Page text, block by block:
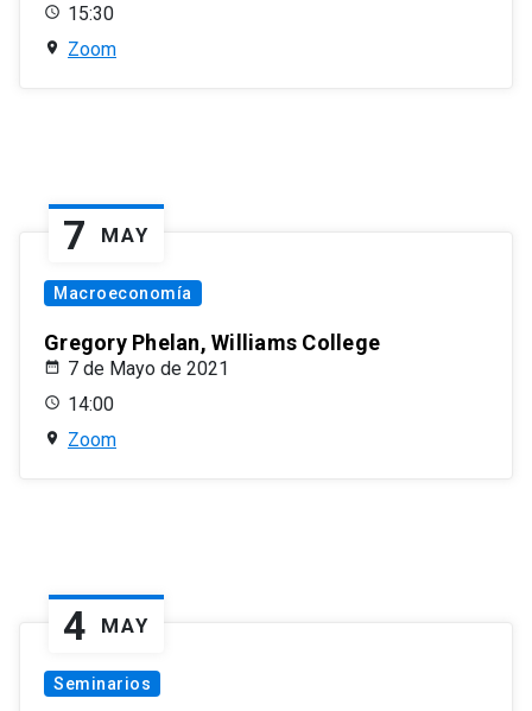
15:30
Zoom
7 MAY
Macroeconomía
Gregory Phelan, Williams College
7 de Mayo de 2021
14:00
Zoom
4 MAY
Seminarios